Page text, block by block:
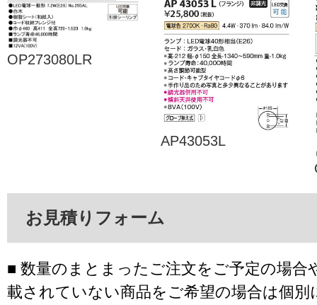
OP273080LR
AP43053L
お見積りフォーム
■ 数量のまとまったご注文をご予定の場合
載されていない商品をご希望の場合は個別